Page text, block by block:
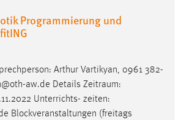
Programmierung und
Arthur Vartikyan, 0961 382-
aw.de Details Zeitraum:
Unterrichts- zeiten:
Blockveranstaltungen (freitags